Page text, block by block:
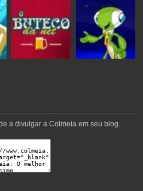
a divulgar a Colmeia em seu blog.